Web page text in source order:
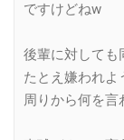
ですけどねw
後輩に対しても
たとえ嫌われよ
周りから何を言